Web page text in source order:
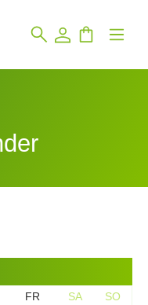
FR SA
SO